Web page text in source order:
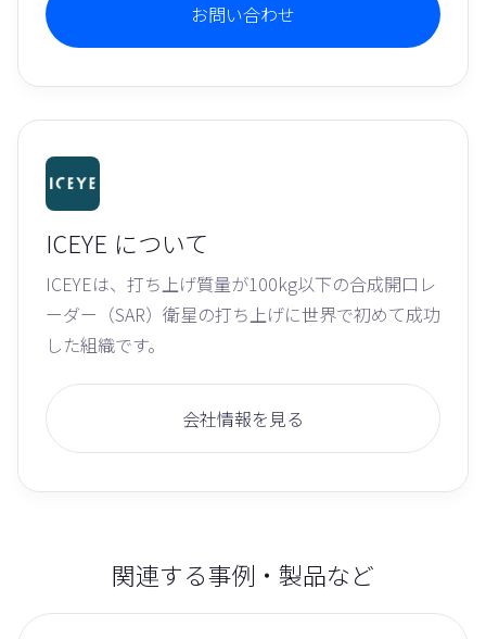
お問い合わせ
ICEYE について
ICEYEは、打ち上げ質量が100kg以下の合成開口レ
ーダー（SAR）衛星の打ち上げに世界で初めて成功
した組織です。
会社情報を見る
関連する事例・製品など